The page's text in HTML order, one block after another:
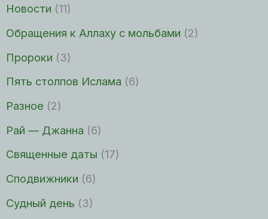
Новости (11)
Обращения к Аллаху с мольбами (2)
Пророки (3)
Пять столпов Ислама (6)
Разное (2)
Рай — Джанна (6)
Священные даты (17)
Сподвижники (6)
Судный день (3)